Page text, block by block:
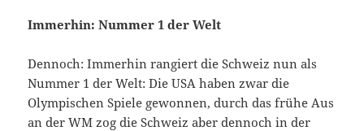
Immerhin: Nummer 1 der Welt
Dennoch: Immerhin rangiert die Schweiz nun als
Nummer 1 der Welt: Die USA haben zwar die
Olympischen Spiele gewonnen, durch das frühe Aus
an der WM zog die Schweiz aber dennoch in der